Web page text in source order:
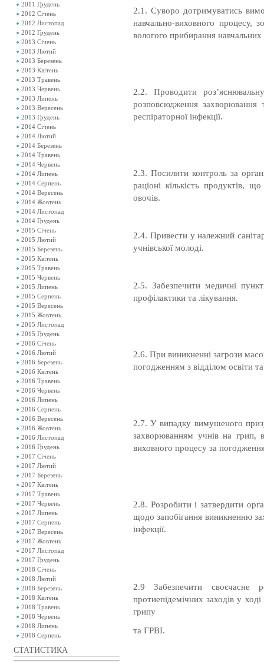
2011 Грудень
2012 Січень
2012 Листопад
2012 Грудень
2013 Січень
2013 Лютий
2013 Березень
2013 Квітень
2013 Травень
2013 Червень
2013 Липень
2013 Вересень
2013 Грудень
2014 Січень
2014 Лютий
2014 Березень
2014 Травень
2014 Червень
2014 Липень
2014 Серпень
2014 Вересень
2014 Жовтень
2014 Листопад
2014 Грудень
2015 Січень
2015 Лютий
2015 Березень
2015 Квітень
2015 Травень
2015 Червень
2015 Липень
2015 Серпень
2015 Вересень
2015 Жовтень
2015 Листопад
2015 Грудень
2016 Січень
2016 Лютий
2016 Березень
2016 Квітень
2016 Травень
2016 Червень
2016 Липень
2016 Серпень
2016 Вересень
2016 Жовтень
2016 Листопад
2016 Грудень
2017 Січень
2017 Лютий
2017 Березень
2017 Квітень
2017 Травень
2017 Червень
2017 Липень
2017 Серпень
2017 Вересень
2017 Жовтень
2017 Листопад
2017 Грудень
2018 Січень
2018 Лютий
2018 Березень
2018 Квітень
2018 Травень
2018 Червень
2018 Липень
2018 Серпень
СТАТИСТИКА
2.1. Суворо дотримуватись
навчально-виховного процесу,
вологого прибирання
2.2. Проводити
розповсюдження
респіраторної інфекції.
2.3. Посилити контроль за
раціоні кількість продуктів,
овочів.
2.4. Привести у належний
учнівської молоді.
2.5. Забезпечити медичні
профілактики та лікування.
2.6. При виникненні загрози
погодженням з відділом освіти
2.7. У випадку вимушеного
захворюванням учнів на грип,
виховного процесу за
2.8. Розробити і затвердити
щодо запобігання виникненню
інфекції.
2.9 Забезпечити своєчасне
протиепідемічних заходів у
грипу
та ГРВІ.